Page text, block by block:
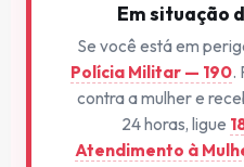
Em situação
Se você está em
Polícia Militar — 190.
contra a mulher e
24 horas, ligue
Atendimento à